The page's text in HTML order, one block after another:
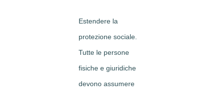
Estendere la
protezione sociale.
Tutte le persone
fisiche e giuridiche
devono assumere